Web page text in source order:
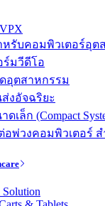
รับคอมพิวเตอร์อุต
มวีดีโอ
อุตสาหกรรม
งอัจฉริยะ
เล็ก (Compact
พ่วงคอมพิวเตอร์